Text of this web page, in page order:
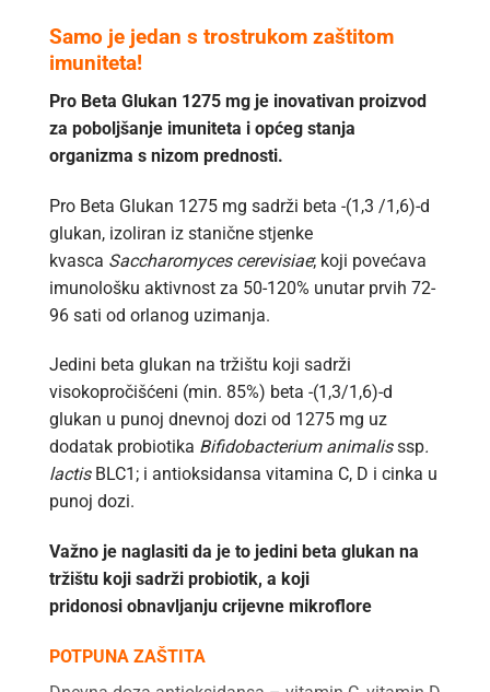
Samo je jedan s trostrukom zaštitom
imuniteta!
Pro Beta Glukan 1275 mg je inovativan proizvod
za poboljšanje imuniteta i općeg stanja
organizma s nizom prednosti.
Pro Beta Glukan 1275 mg sadrži beta -(1,3 /1,6)-d
glukan, izoliran iz stanične stjenke
kvasca Saccharomyces cerevisiae; koji povećava
imunološku aktivnost za 50-120% unutar prvih 72-
96 sati od orlanog uzimanja.
Jedini beta glukan na tržištu koji sadrži
visokopročišćeni (min. 85%) beta -(1,3/1,6)-d
glukan u punoj dnevnoj dozi od 1275 mg uz
dodatak probiotika Bifidobacterium animalisssp.
lactis BLC1; i antioksidansa vitamina C, D i cinka u
punoj dozi.
Važno je naglasiti da je to jedini beta glukan na
tržištu koji sadrži probiotik, a koji
pridonosi obnavljanju crijevne mikroflore
POTPUNA ZAŠTITA